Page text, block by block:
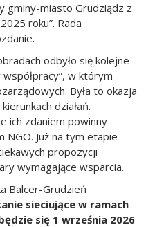
gminy-miasto Grudziądz z
roku”. Rada
odbyło się kolejne
w którym
Była to okazja
działań.
ich zdaniem powinny
Już na tym etapie
propozycji
wymagające wsparcia.
Balcer-Grudzień
sieciujące w ramach
się 1 września 2026